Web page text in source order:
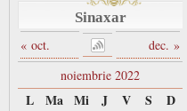
Sinaxar
« oct.
dec. »
noiembrie 2022
L Ma Mi J V S D